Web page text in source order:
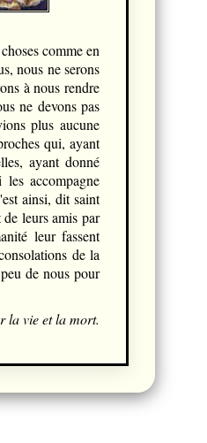
comme en
nous ne serons
à nous rendre
ne devons pas
plus aucune
qui, ayant
ayant donné
accompagne
ainsi, dit saint
leurs amis par
leur fassent
de la
de nous pour
la vie et la mort.